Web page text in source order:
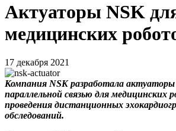
Актуаторы NSK
медицинских
17 декабря 2021
Компания NSK разработала актуаторы
параллельной связью для медицинских
проведения дистанционных
обследований.